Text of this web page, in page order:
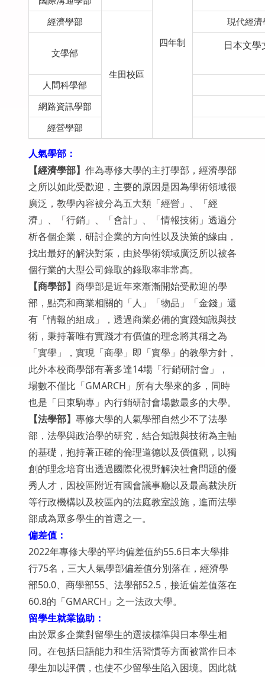
四年制
經濟學部
生田校區
現代經
文學部
日本文
人間科學部
網路資訊學部
經營學部
人氣學部：
【經濟學部】 作為專修大學的主打學部，經濟學部
之所以如此受歡迎，主要的原因是因為學術領域很
廣泛，教學內容被分為五大類「經營」、「經
濟」、「行銷」、「會計」、「情報技術」透過分
析各個企業，研討企業的方向性以及決策的緣由，
找出最好的解決對策，由於學術領域廣泛所以被各
個行業的大型公司錄取的錄取率非常高。
【商學部】 商學部是近年來漸漸開始受歡迎的學
部，點亮和商業相關的「人」「物品」「金錢」還
有「情報的組成」，透過商業必備的實踐知識與技
術，秉持著唯有實踐才有價值的理念將其稱之為
「實學」，實現「商學」即「實學」的教學方針，
此外本校商學部有著多達14場「行銷研討會」，
場數不僅比「GMARCH」所有大學來的多，同時
也是「日東駒專」內行銷研討會場數最多的大學。
【法學部】 專修大學的人氣學部自然少不了法學
部，法學與政治學的研究，結合知識與技術為主軸
的基礎，抱持著正確的倫理道德以及價值觀，以獨
創的理念培育出透過國際化視野解決社會問題的優
秀人才，因校區附近有國會議事廳以及最高裁決所
等行政機構以及校區內的法庭教室設施，進而法學
部成為眾多學生的首選之一。
偏差值：
2022年專修大學的平均偏差值約55.6日本大學排
行75名，三大人氣學部偏差值分別落在，經濟學
部50.0、商學部55、法學部52.5，接近偏差值落在
60.8的「GMARCH」之一法政大學。
留學生就業協助：
由於眾多企業對留學生的選拔標準與日本學生相
同。在包括日語能力和生活習慣等方面被當作日本
學生加以評價，也使不少留學生陷入困境。因此就